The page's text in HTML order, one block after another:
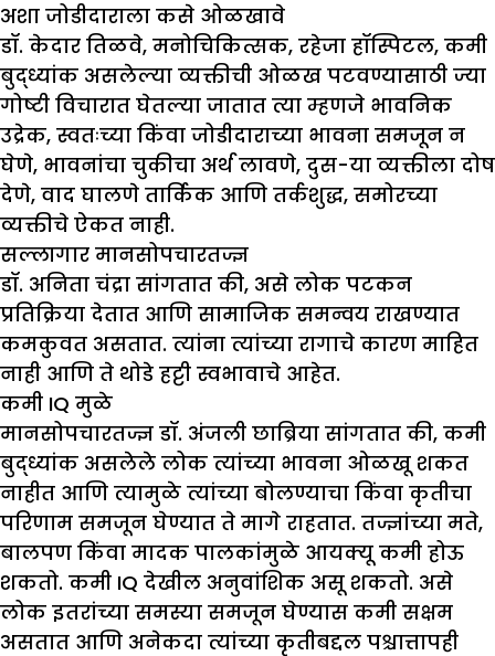
अशा जोडीदाराला कसे ओळखावे
डॉ. केदार तिळवे, मनोचिकित्सक, रहेजा हॉस्पिटल, कमी
बुद्ध्यांक असलेल्या व्यक्तीची ओळख पटवण्यासाठी ज्या
गोष्टी विचारात घेतल्या जातात त्या म्हणजे भावनिक
उद्रेक, स्वतःच्या किंवा जोडीदाराच्या भावना समजून न
घेणे, भावनांचा चुकीचा अर्थ लावणे, दुस-या व्यक्तीला दोष
देणे, वाद घालणे तार्किक आणि तर्कशुद्ध, समोरच्या
व्यक्तीचे ऐकत नाही.
सल्लागार मानसोपचारतज्ज्ञ
डॉ. अनिता चंद्रा सांगतात की, असे लोक पटकन
प्रतिक्रिया देतात आणि सामाजिक समन्वय राखण्यात
कमकुवत असतात. त्यांना त्यांच्या रागाचे कारण माहित
नाही आणि ते थोडे हट्टी स्वभावाचे आहेत.
कमी IQ मुळे
मानसोपचारतज्ज्ञ डॉ. अंजली छाब्रिया सांगतात की, कमी
बुद्ध्यांक असलेले लोक त्यांच्या भावना ओळखू शकत
नाहीत आणि त्यामुळे त्यांच्या बोलण्याचा किंवा कृतीचा
परिणाम समजून घेण्यात ते मागे राहतात. तज्ज्ञांच्या मते,
बालपण किंवा मादक पालकांमुळे आयक्यू कमी होऊ
शकतो. कमी IQ देखील अनुवांशिक असू शकतो. असे
लोक इतरांच्या समस्या समजून घेण्यास कमी सक्षम
असतात आणि अनेकदा त्यांच्या कृतीबद्दल पश्चात्तापही